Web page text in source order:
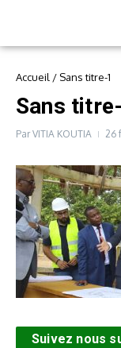
Accueil / Sans titre-1
Sans
ParVITIA KOUTIA 26
Suivez nous